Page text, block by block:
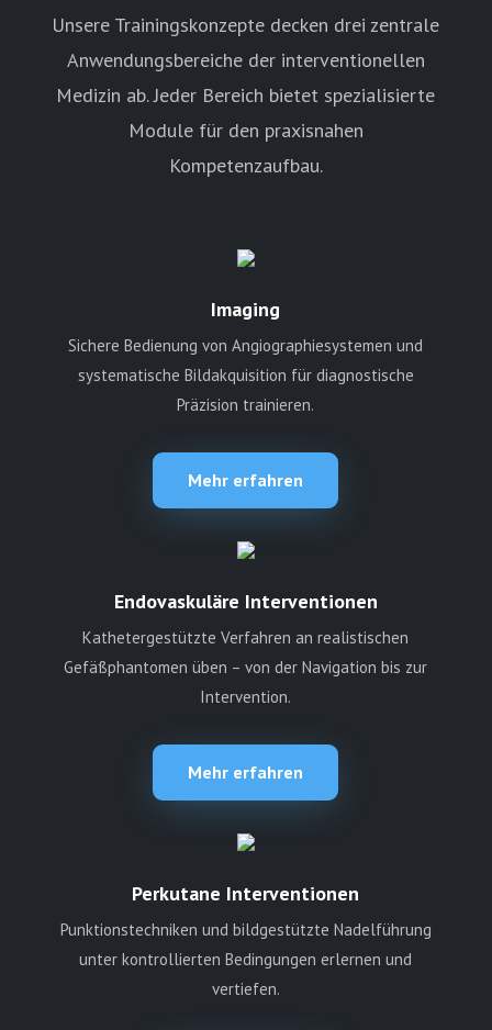
Unsere Trainingskonzepte decken drei zentrale
Anwendungsbereiche der interventionellen
Medizin ab. Jeder Bereich bietet spezialisierte
Module für den praxisnahen
Kompetenzaufbau.
Imaging
Sichere Bedienung von Angiographiesystemen und
systematische Bildakquisition für diagnostische
Präzision trainieren.
Mehr erfahren
Endovaskuläre Interventionen
Kathetergestützte Verfahren an realistischen
Gefäßphantomen üben – von der Navigation bis zur
Intervention.
Mehr erfahren
Perkutane Interventionen
Punktionstechniken und bildgestützte Nadelführung
unter kontrollierten Bedingungen erlernen und
vertiefen.